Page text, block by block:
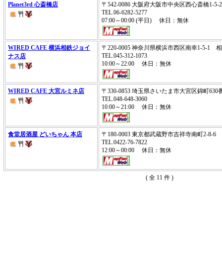
Planet3rd 心斎橋店
〒542-0086 大阪府大阪市中央区西心斎橋1-
TEL.06-6282-5277
07:00～00:00 (平日) 休日：無休
WIRED CAFE 横浜相鉄ジョイ
ナス店
〒220-0005 神奈川県横浜市西区南幸1-5-1
TEL.045-312-1073
10:00～22:00 休日：無休
WIRED CAFE 大宮ルミネ店
〒330-0853 埼玉県さいたま市大宮区錦町
TEL.048-648-3060
10:00～21:00 休日：無休
食堂居酒屋 どいちゃん 本店
〒180-0003 東京都武蔵野市吉祥寺南町2-8-6
TEL.0422-76-7822
12:00～00:00 休日：無休
( 全 11 件 )